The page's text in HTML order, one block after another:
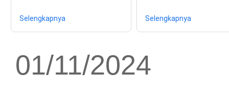
Selengkapnya Selengkapnya
01/11/2024